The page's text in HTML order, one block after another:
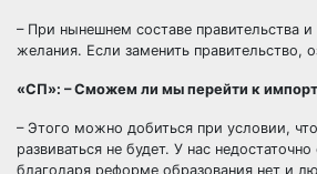
– При нынешнем составе правительства
желания. Если заменить правительство,
«СП»: – Сможем ли мы перейти к
– Этого можно добиться при условии,
развиваться не будет. У нас
благодаря реформе образования нет и